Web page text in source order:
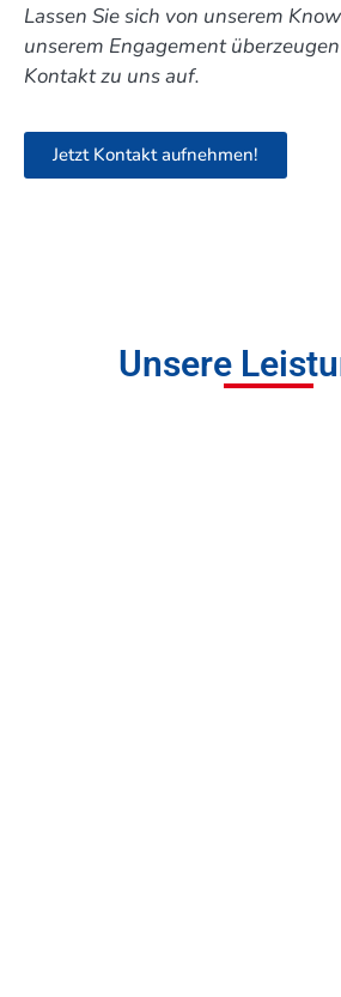
Lassen Sie sich von unserem
unserem Engagement
Kontakt zu uns auf.
Jetzt Kontakt aufnehmen!
Unsere